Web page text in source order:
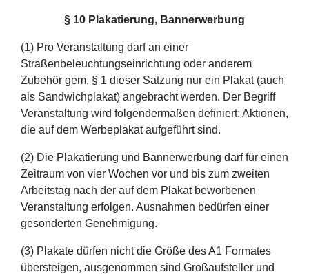
§ 10 Plakatierung, Bannerwerbung
(1) Pro Veranstaltung darf an einer
Straßenbeleuchtungseinrichtung oder anderem
Zubehör gem. § 1 dieser Satzung nur ein Plakat (auch
als Sandwichplakat) angebracht werden. Der Begriff
Veranstaltung wird folgendermaßen definiert: Aktionen,
die auf dem Werbeplakat aufgeführt sind.
(2) Die Plakatierung und Bannerwerbung darf für einen
Zeitraum von vier Wochen vor und bis zum zweiten
Arbeitstag nach der auf dem Plakat beworbenen
Veranstaltung erfolgen. Ausnahmen bedürfen einer
gesonderten Genehmigung.
(3) Plakate dürfen nicht die Größe des A1 Formates
übersteigen, ausgenommen sind Großaufsteller und